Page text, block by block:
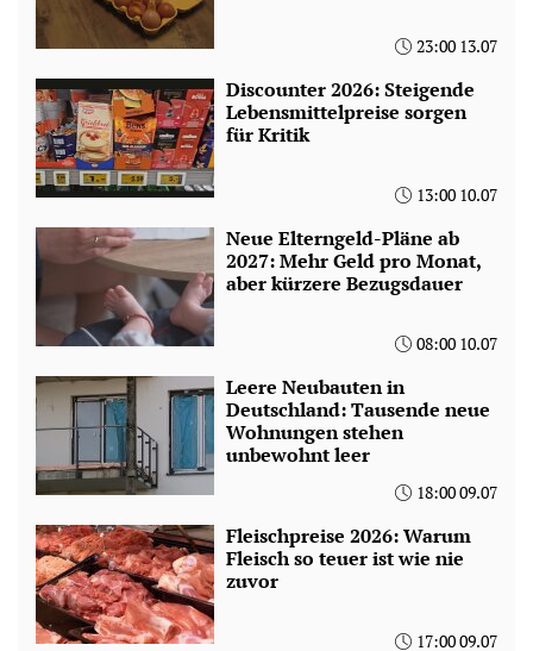
23:00 13.07
Discounter 2026: Steigende
Lebensmittelpreise sorgen
für Kritik
13:00 10.07
Neue Elterngeld-Pläne ab
2027: Mehr Geld pro Monat,
aber kürzere Bezugsdauer
08:00 10.07
Leere Neubauten in
Deutschland: Tausende neue
Wohnungen stehen
unbewohnt leer
18:00 09.07
Fleischpreise 2026: Warum
Fleisch so teuer ist wie nie
zuvor
17:00 09.07